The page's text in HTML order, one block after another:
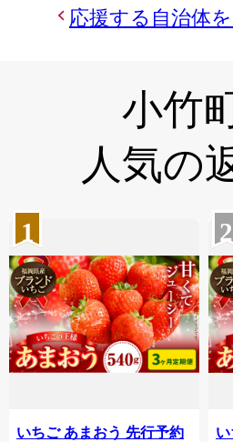
応援する自治体
小竹
人気の
1
いちご あまおう 先行予約
2